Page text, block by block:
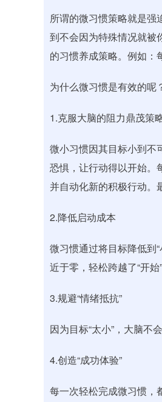
所谓的微习惯策略就是强
到不会因为特殊情况就被
的习惯养成策略。例如：
为什么微习惯是有效的呢
1.克服大脑的阻力鼎茂策
微小习惯因其目标小到不
恐惧，让行动得以开始。
并自动化新的积极行动。
2.降低启动成本
微习惯通过将目标降低到
近于零，轻松跨越了“开始
3.规避“情绪抵抗”
因为目标“太小”，大脑不
4.创造“成功体验”
每一次轻松完成微习惯，